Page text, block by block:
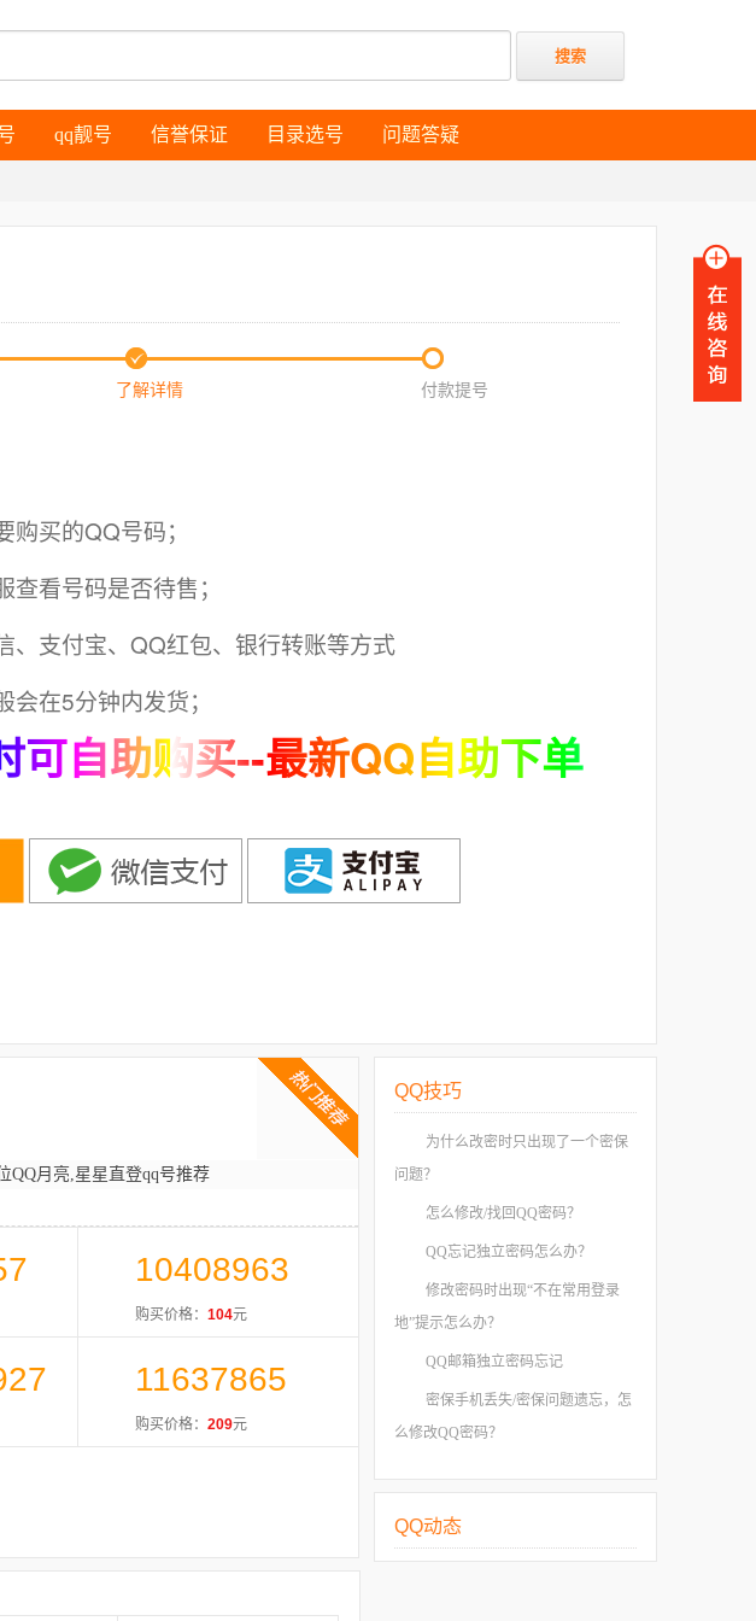
qq靓号
qq靓号
信誉保证
信誉保证
目录选号
目录选号
问题答疑
问题答疑
了解详情 付款提号
购买的QQ号码；
查看号码是否待售；
、支付宝、QQ红包、银行转账等方式
会在5分钟内发货；
可自助购买--最新QQ自助下单
QQ月亮,星星直登qq号推荐
10408963
购买价格： 104元
11637865
购买价格： 209元
QQ技巧
为什么改密时只出现了一个密保
问题？
怎么修改/找回QQ密码？
QQ忘记独立密码怎么办？
修改密码时出现“不在常用登录
地”提示怎么办？
QQ邮箱独立密码忘记
密保手机丢失/密保问题遗忘，怎
么修改QQ密码？
QQ动态